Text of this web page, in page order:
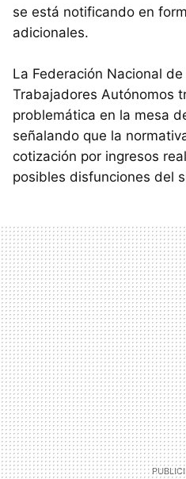
se está notificando en
adicionales.
La Federación Nacional
Trabajadores Autónomos
problemática en la mesa
señalando que la
cotización por ingresos
posibles disfunciones del